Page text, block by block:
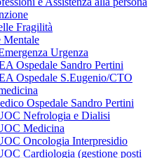
Fragilità
Mentale
Urgenza
Ospedale Sandro Pertini
Ospedale S.Eugenio/CTO
Ospedale Sandro Pertini
Nefrologia e Dialisi
Medicina
Oncologia Interpresidio
Cardiologia (gestione posti